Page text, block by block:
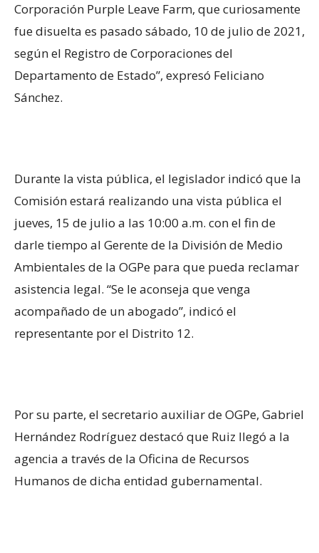
Corporación Purple Leave Farm, que curiosamente
fue disuelta es pasado sábado, 10 de julio de 2021,
según el Registro de Corporaciones del
Departamento de Estado”, expresó Feliciano
Sánchez.
Durante la vista pública, el legislador indicó que la
Comisión estará realizando una vista pública el
jueves, 15 de julio a las 10:00 a.m. con el fin de
darle tiempo al Gerente de la División de Medio
Ambientales de la OGPe para que pueda reclamar
asistencia legal. “Se le aconseja que venga
acompañado de un abogado”, indicó el
representante por el Distrito 12.
Por su parte, el secretario auxiliar de OGPe, Gabriel
Hernández Rodríguez destacó que Ruiz llegó a la
agencia a través de la Oficina de Recursos
Humanos de dicha entidad gubernamental.